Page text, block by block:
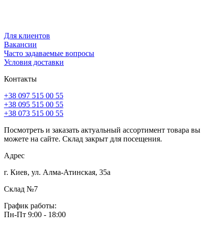
Для клиентов
Вакансии
Часто задаваемые вопросы
Условия доставки
Контакты
+38 097 515 00 55
+38 095 515 00 55
+38 073 515 00 55
Посмотреть и заказать актуальный ассортимент товара вы
можете на сайте. Склад закрыт для посещения.
Адрес
г. Киев, ул. Алма-Атинская, 35а
Склад №7
График работы:
Пн-Пт 9:00 - 18:00